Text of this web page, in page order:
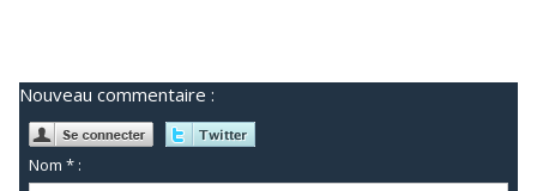
Nouveau commentaire :
Nom * :